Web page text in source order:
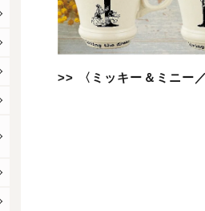
>> 〈ミッキー＆ミニー